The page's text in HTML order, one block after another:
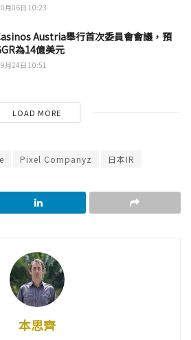
月06日 10:23
Austria舉行首次委員會會議，預
為14億美元
月24日 10:51
LOAD MORE
Pixel Companyz 日本IR
本思齊